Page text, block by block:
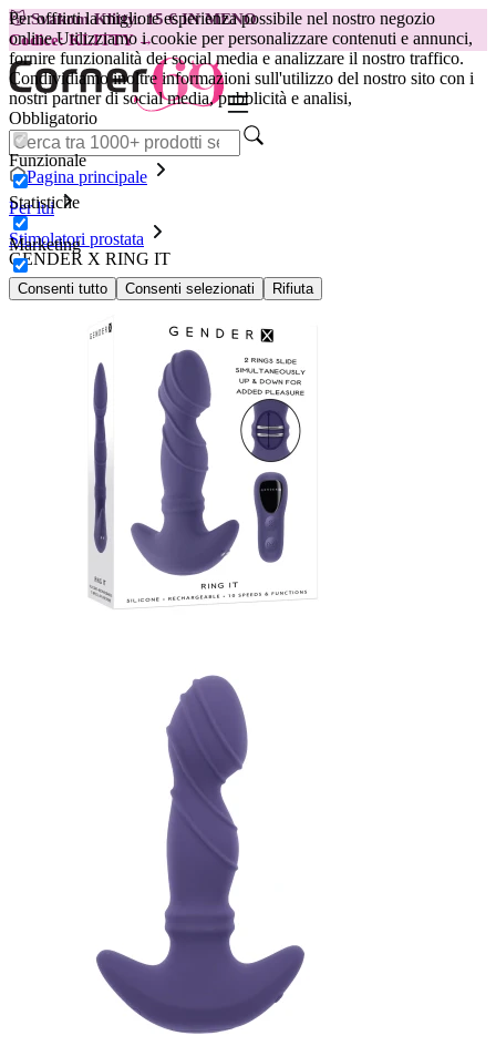
Per offrirti la migliore esperienza possibile nel nostro negozio
online.Utilizziamo i cookie per personalizzare contenuti e annunci,
fornire funzionalità dei social media e analizzare il nostro traffico.
Condividiamo inoltre informazioni sull'utilizzo del nostro sito con i
nostri partner di social media, pubblicità e analisi,
Obbligatorio
Funzionale
Statistiche
Marketing
Consenti tutto Consenti selezionati Rifiuta
😽Svakom Klitty: 15 € IN MENO
Codice: KLITTY →
Pagina principale
Per lui
Stimolatori prostata
GENDER X RING IT